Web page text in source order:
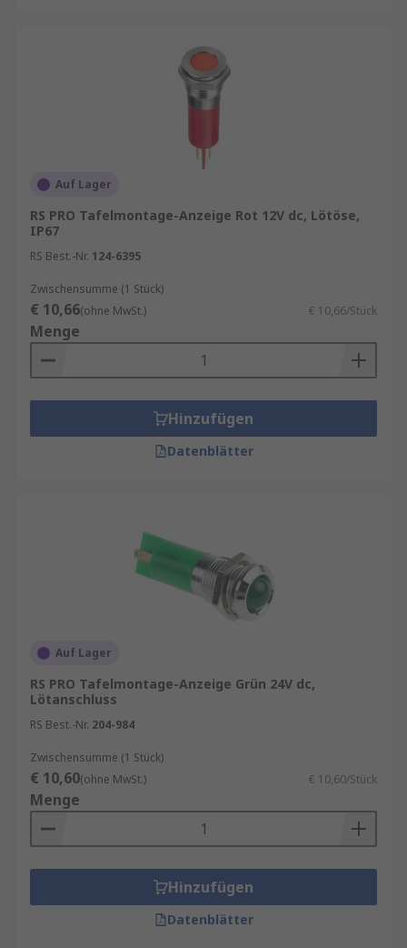
Auf Lager
RS PRO Tafelmontage-Anzeige Rot 12V dc, Lötöse,
IP67
RS Best.-Nr. 124-6395
Zwischensumme (1 Stück)
€ 10,66(ohne MwSt.) € 10,66/Stück
Menge
Hinzufügen
Datenblätter
Auf Lager
RS PRO Tafelmontage-Anzeige Grün 24V dc,
Lötanschluss
RS Best.-Nr. 204-984
Zwischensumme (1 Stück)
€ 10,60(ohne MwSt.) € 10,60/Stück
Menge
Hinzufügen
Datenblätter